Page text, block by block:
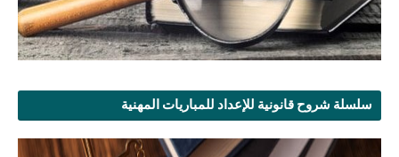
سلسلة شروح قانونية للإعداد للمباريات المهنية